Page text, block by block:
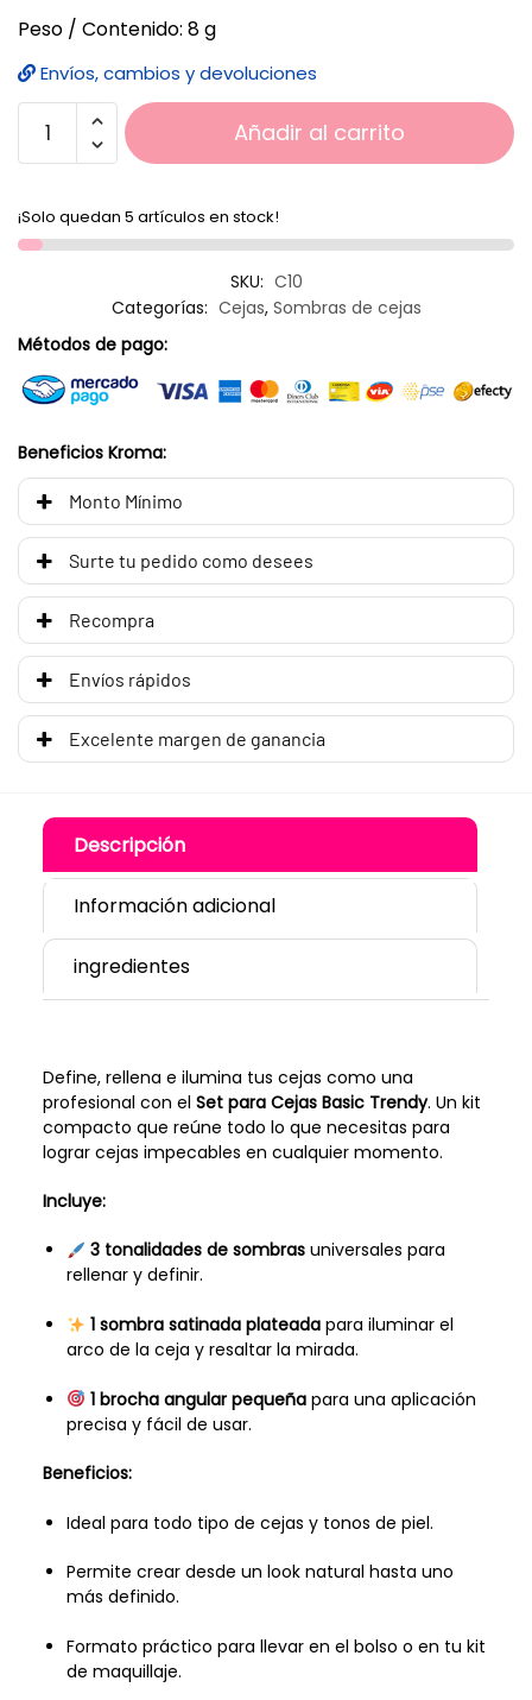
Peso / Contenido: 8 g
Envíos, cambios y devoluciones
Añadir al carrito
¡Solo quedan 5 artículos en stock!
SKU: C10
Categorías: Cejas, Sombras de cejas
Métodos de pago:
Beneficios Kroma:
Monto Mínimo
Surte tu pedido como desees
Recompra
Envíos rápidos
Excelente margen de ganancia
Descripción
Información adicional
ingredientes
Define, rellena e ilumina tus cejas como una
profesional con el Set para Cejas Basic Trendy. Un kit
compacto que reúne todo lo que necesitas para
lograr cejas impecables en cualquier momento.
Incluye:
3 tonalidades de sombrasuniversales para
rellenar y definir.
1 sombra satinada plateadapara iluminar el
arco de la ceja y resaltar la mirada.
1 brocha angular pequeñapara una aplicación
precisa y fácil de usar.
Beneficios:
Ideal para todo tipo de cejas y tonos de piel.
Permite crear desde un look natural hasta uno
más definido.
Formato práctico para llevar en el bolso o en tu kit
de maquillaje.